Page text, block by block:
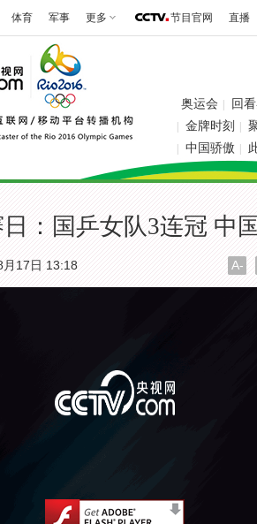
体育 军事 更多 节目官网 直播
奥运会 回
金牌时刻
中国骄傲
：国乒女队3连冠 中
17日 13:18 A-